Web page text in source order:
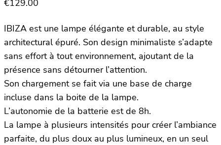
€129.00
IBIZA est une lampe élégante et durable, au style
architectural épuré. Son design minimaliste s’adapte
sans effort à tout environnement, ajoutant de la
présence sans détourner l’attention.
Son chargement se fait via une base de charge
incluse dans la boite de la lampe.
L’autonomie de la batterie est de 8h.
La lampe à plusieurs intensités pour créer l’ambiance
parfaite, du plus doux au plus lumineux, en un seul